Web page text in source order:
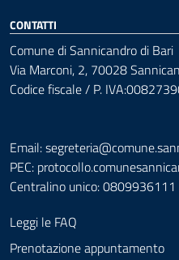
CONTATTI
Comune di Sannicandro di Bari
Via Marconi, 2, 70028
Codice fiscale / P.
Email:
PEC:
Centralino unico: 0809936111
Leggi le FAQ
Prenotazione appuntamento